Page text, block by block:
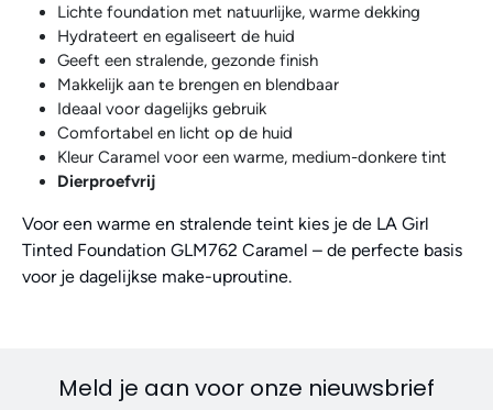
Lichte foundation met natuurlijke, warme dekking
Hydrateert en egaliseert de huid
Geeft een stralende, gezonde finish
Makkelijk aan te brengen en blendbaar
Ideaal voor dagelijks gebruik
Comfortabel en licht op de huid
Kleur Caramel voor een warme, medium-donkere tint
Dierproefvrij
Voor een warme en stralende teint kies je de LA Girl
Tinted Foundation GLM762 Caramel – de perfecte basis
voor je dagelijkse make-uproutine.
Meld je aan voor onze nieuwsbrief